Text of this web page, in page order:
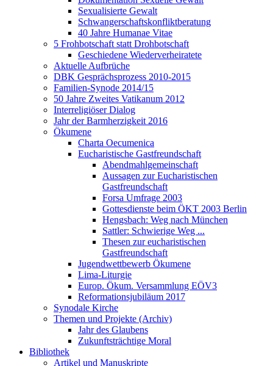
Sexualisierte Gewalt
Schwangerschaftskonfliktberatung
40 Jahre Humanae Vitae
5 Frohbotschaft statt Drohbotschaft
Geschiedene Wiederverheiratete
Aktuelle Aufbrüche
DBK Gesprächsprozess 2010-2015
Familien-Synode 2014/15
50 Jahre Zweites Vatikanum 2012
Interreligiöser Dialog
Jahr der Barmherzigkeit 2016
Ökumene
Charta Oecumenica
Eucharistische Gastfreundschaft
Abendmahlgemeinschaft
Aussagen zur Eucharistischen
Gastfreundschaft
Forsa Umfrage 2003
Gottesdienste beim ÖKT 2003 Berlin
Hengsbach: Weg nach München
Sattler: Schwierige Weg ...
Thesen zur eucharistischen
Gastfreundschaft
Jugendwettbewerb Ökumene
Lima-Liturgie
Europ. Ökum. Versammlung EÖV3
Reformationsjubiläum 2017
Synodale Kirche
Themen und Projekte (Archiv)
Jahr des Glaubens
Zukunftsträchtige Moral
Bibliothek
Artikel und Manuskripte